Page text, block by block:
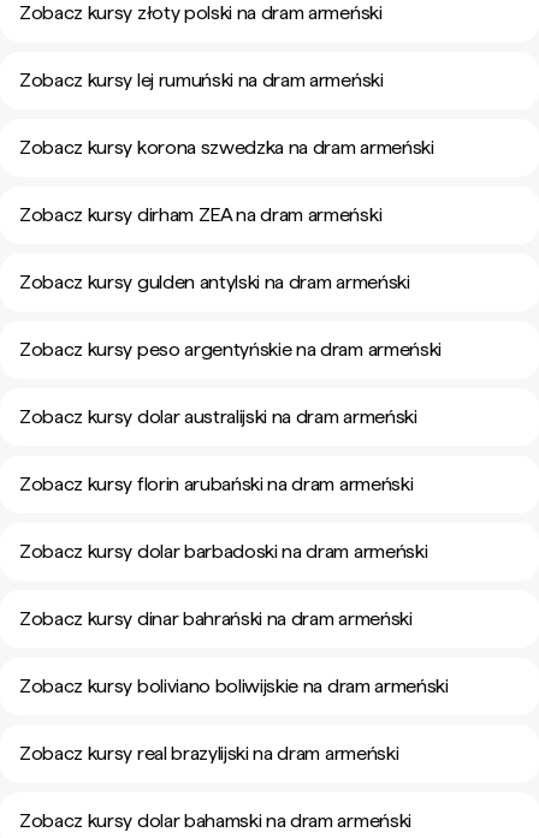
Zobacz kursy złoty polski na dram armeński
Zobacz kursy lej rumuński na dram armeński
Zobacz kursy korona szwedzka na dram armeński
Zobacz kursy dirham ZEA na dram armeński
Zobacz kursy gulden antylski na dram armeński
Zobacz kursy peso argentyńskie na dram armeński
Zobacz kursy dolar australijski na dram armeński
Zobacz kursy florin arubański na dram armeński
Zobacz kursy dolar barbadoski na dram armeński
Zobacz kursy dinar bahrański na dram armeński
Zobacz kursy boliviano boliwijskie na dram armeński
Zobacz kursy real brazylijski na dram armeński
Zobacz kursy dolar bahamski na dram armeński